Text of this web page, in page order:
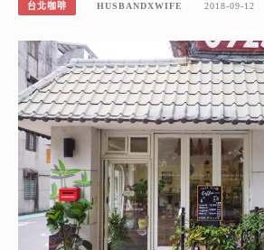
台北咖啡 HUSBANDXWIFE 2018-09-12